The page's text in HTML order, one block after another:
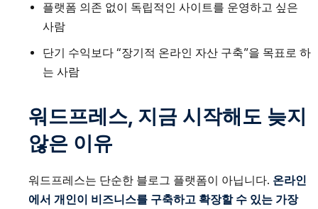
플랫폼 의존 없이 독립적인 사이트를 운영하고 싶은
사람
단기 수익보다 “장기적 온라인 자산 구축”을 목표로 하
는 사람
워드프레스, 지금 시작해도 늦지
않은 이유
워드프레스는 단순한 블로그 플랫폼이 아닙니다. 온라인
에서 개인이 비즈니스를 구축하고 확장할 수 있는 가장